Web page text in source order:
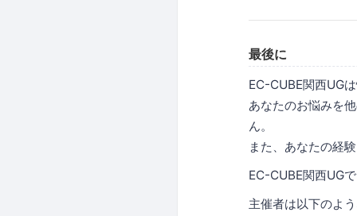
最後に
EC-CUBE関西UG
あなたのお悩みを
ん。
また、あなたの経
EC-CUBE関西UG
主催者は以下のよ